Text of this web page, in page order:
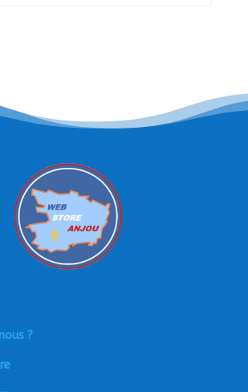
?